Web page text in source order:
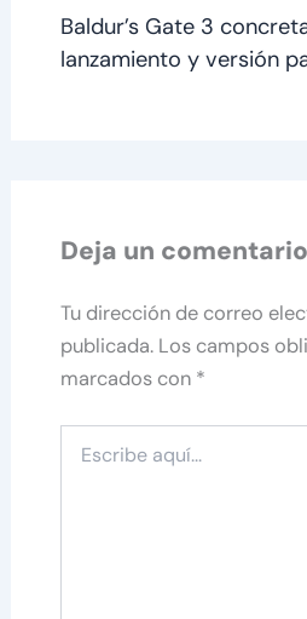
Baldur’s Gate 3
lanzamiento y versión
Deja un comentario
Tu dirección de correo
publicada. Los campos
marcados con *
aquí...